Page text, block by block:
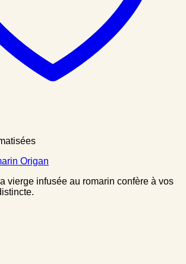
Origan
vierge infusée au romarin confère à vos